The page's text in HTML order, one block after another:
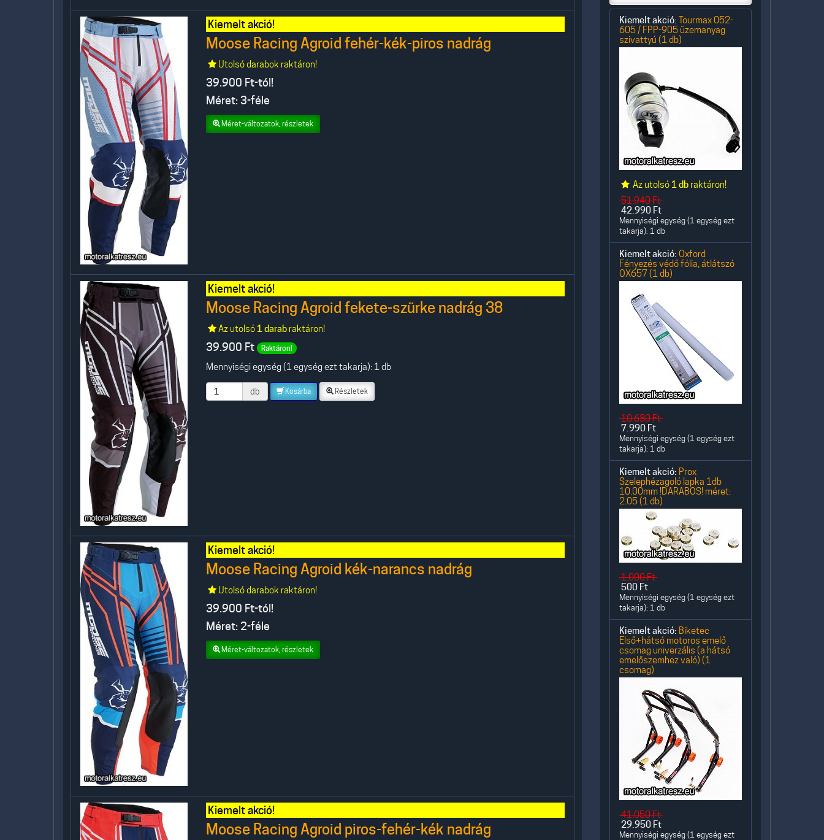
Kiemelt akció!
Moose Racing Agroid fehér-kék-piros nadrág
Utolsó darabok raktáron!
39.900 Ft-tól!
Méret: 3-féle
Méret-változatok, részletek
Kiemelt akció!
Moose Racing Agroid fekete-szürke nadrág 38
Az utolsó 1 darabraktáron!
39.900 Ft Raktáron!
Mennyiségi egység (1 egység ezt takarja): 1 db
db Kosárba Részletek
Kiemelt akció!
Moose Racing Agroid kék-narancs nadrág
Utolsó darabok raktáron!
39.900 Ft-tól!
Méret: 2-féle
Méret-változatok, részletek
Kiemelt akció!
Moose Racing Agroid piros-fehér-kék nadrág
Kiemelt akció: Tourmax 052-
605 / FPP-905 üzemanyag
szivattyú (1 db)
Az utolsó 1 db raktáron!
51.940Ft
42.990 Ft
Mennyiségi egység (1 egység ezt
takarja): 1 db
Kiemelt akció: Oxford
Fényezés védő fólia, átlátszó
OX657 (1 db)
10.630Ft
7.990 Ft
Mennyiségi egység (1 egység ezt
takarja): 1 db
Kiemelt akció: Prox
Szelephézagoló lapka 1db
10.00mm !DARABOS! méret:
2.05 (1 db)
1.000Ft
500 Ft
Mennyiségi egység (1 egység ezt
takarja): 1 db
Kiemelt akció: Biketec
Első+hátsó motoros emelő
csomag univerzális (a hátsó
emelőszemhez való) (1
csomag)
41.050Ft
29.950 Ft
Mennyiségi egység (1 egység ezt